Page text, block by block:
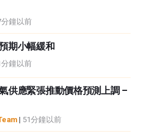
分鐘以前
期小幅緩和
分鐘以前
供應緊張推動價格預測上調 –
| 51分鐘以前